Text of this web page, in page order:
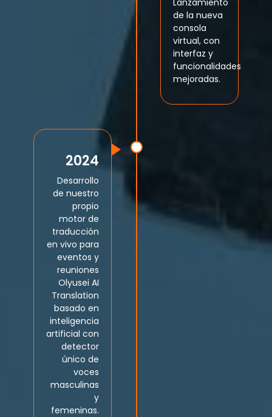
Lanzamiento
de la nueva
consola
virtual, con
interfaz y
funcionalidades
mejoradas.
2024
Desarrollo
de nuestro
propio
motor de
traducción
en vivo para
eventos y
reuniones
Olyusei AI
Translation
basado en
inteligencia
artificial con
detector
único de
voces
masculinas
y
femeninas.